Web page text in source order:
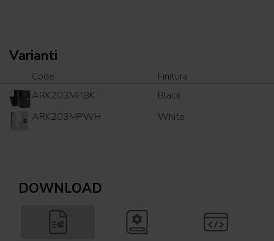
Varianti
Code
Finitura
ARK203MPBK
Black
ARK203MPWH
White
DOWNLOAD